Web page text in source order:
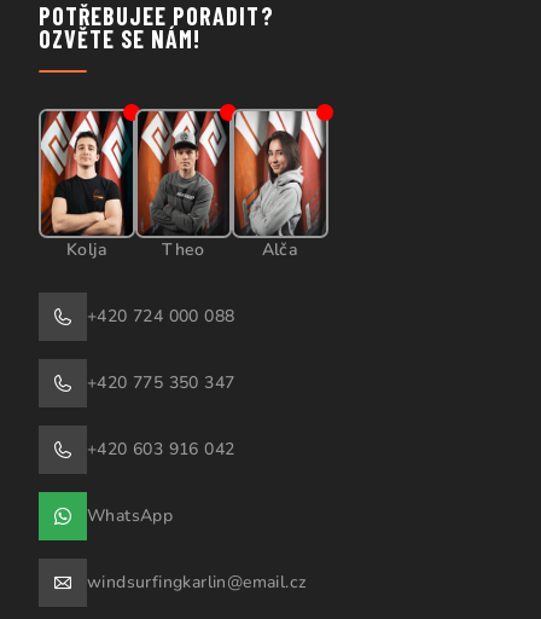
POTŘEBUJEE PORADIT?
OZVĚTE SE NÁM!
Kolja Theo Alča
+420 724 000 088
+420 775 350 347
+420 603 916 042
WhatsApp
windsurfingkarlin@email.cz